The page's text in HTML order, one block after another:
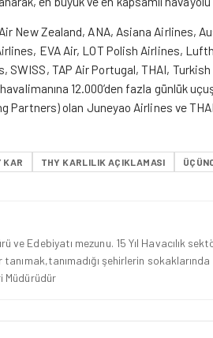
New Zealand, ANA, Asiana Airlines,
EVA Air, LOT Polish Airlines,
TAP Air Portugal, THAI, Turkish
12.000’den fazla günlük
Partners) olan Juneyao Airlines ve
KAR THY KARLILIK AÇIKLAMASI
Edebiyatı mezunu. 15 Yıl Havacılık
şehirlerin
Müdürüdür